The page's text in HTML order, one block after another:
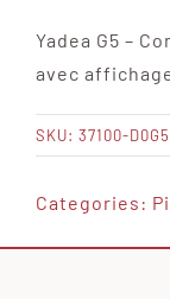
-
de
avec
Yadea G5 –
avec
SKU: 37100-
Categories: